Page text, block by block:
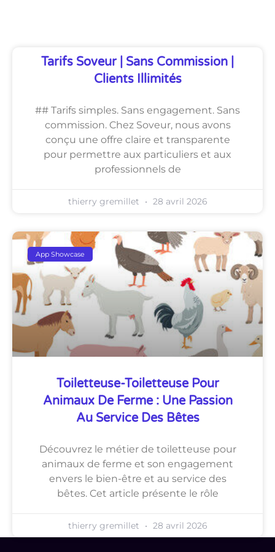
Tarifs Soveur | Sans Commission |
Clients Illimités
## Tarifs simples. Sans engagement. Sans
commission. Chez Soveur, nous avons
conçu une offre claire et transparente
pour permettre aux particuliers et aux
professionnels de
thierry gremillet 28 avril 2026
App Showcase
Toiletteuse-Toiletteuse Pour
Animaux De Ferme : Une Passion
Au Service Des Bêtes
Découvrez le métier de toiletteuse pour
animaux de ferme et son engagement
envers le bien-être et au service des
bêtes. Cet article présente le rôle
thierry gremillet 28 avril 2026